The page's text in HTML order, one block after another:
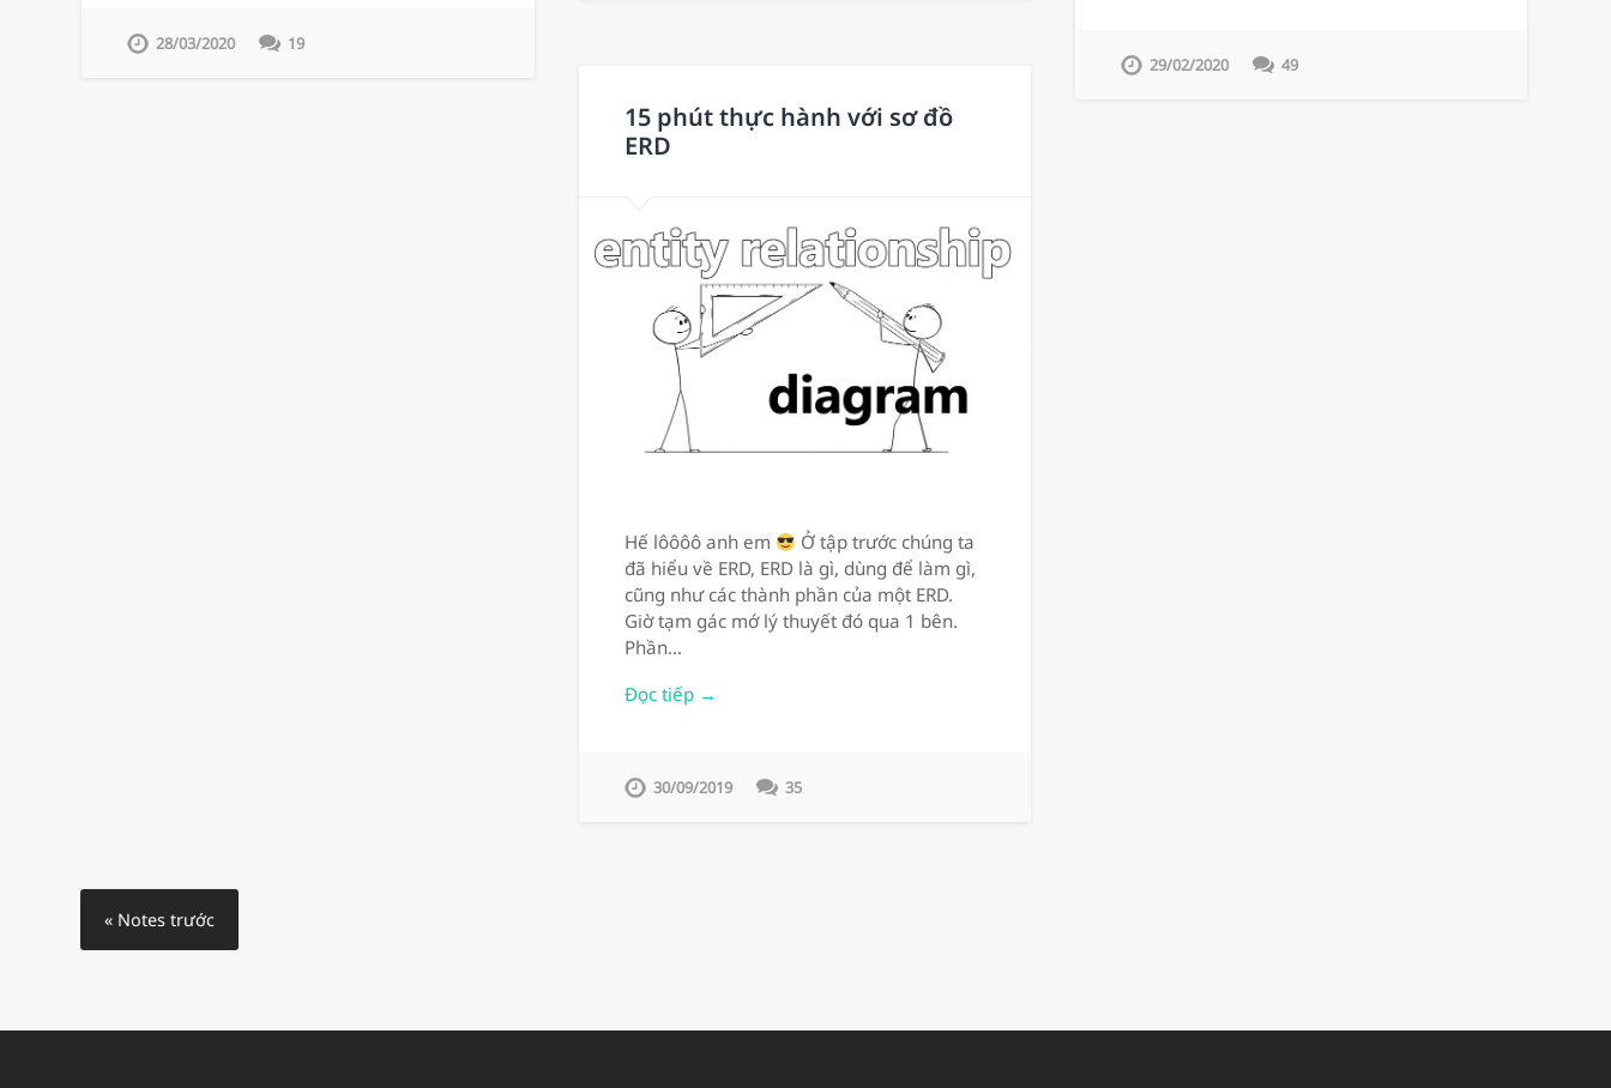
28/03/2020 19
29/02/2020 49
15 phút thực hành với sơ đồ
ERD
Hế lôôôô anh em
Ở tập trước chúng ta
đã hiểu về ERD, ERD là gì, dùng để làm gì,
cũng như các thành phần của một ERD.
Giờ tạm gác mớ lý thuyết đó qua 1 bên.
Phần…
Đọc tiếp →
30/09/2019 35
« Notes trước